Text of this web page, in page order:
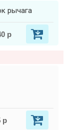
рычага
р
р